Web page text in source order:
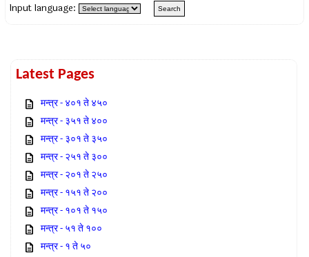
Input language:
Latest Pages
मन्त्र - ४०१ ते ४५०
मन्त्र - ३५१ ते ४००
मन्त्र - ३०१ ते ३५०
मन्त्र - २५१ ते ३००
मन्त्र - २०१ ते २५०
मन्त्र - १५१ ते २००
मन्त्र - १०१ ते १५०
मन्त्र - ५१ ते १००
मन्त्र - १ ते ५०